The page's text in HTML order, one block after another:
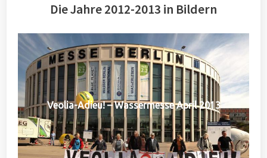
Die Jahre 2012-2013 in Bildern
Veolia-Adieu! – Wassermesse April 2013